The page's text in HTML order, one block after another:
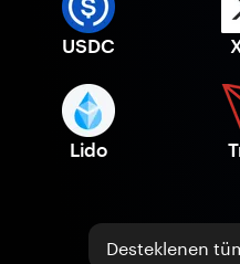
USDC
Lido
Desteklenen